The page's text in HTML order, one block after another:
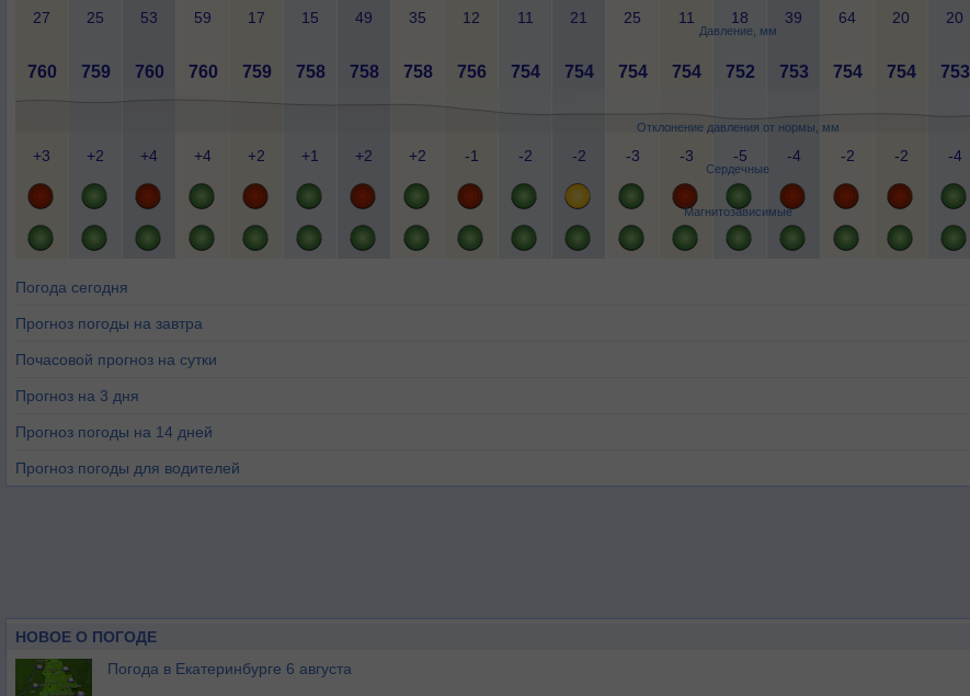
Давление, мм
Отклонение давления от нормы, мм
Сердечные
Магнитозависимые
27 25 53 59 17 15 49 35 12 11 21 25 11 18 39 64 20 20
760 759 760 760 759 758 758 758 756 754 754 754 754 752 753 754 754 753
+3 +2 +4 +4 +2 +1 +2 +2 -1 -2 -2 -3 -3 -5 -4 -2 -2 -4
Погода сегодня
Прогноз погоды на завтра
Почасовой прогноз на сутки
Прогноз на 3 дня
Прогноз погоды на 14 дней
Прогноз погоды для водителей
НОВОЕ О ПОГОДЕ
Погода в Екатеринбурге 6 августа